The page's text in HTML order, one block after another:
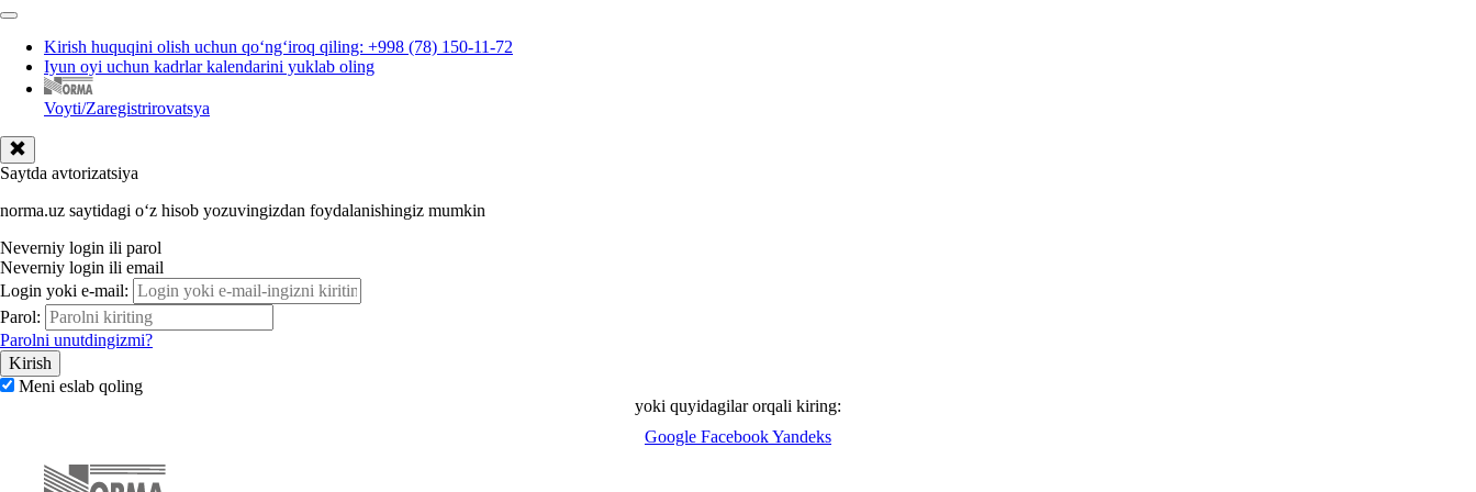
Kirish huquqini olish uchun qoʻngʻiroq qiling: +998 (78) 150-11-72
Iyun oyi uchun kadrlar kalendarini yuklab oling
Voyti/Zaregistrirovatsya
Saytda avtorizatsiya
norma.uz saytidagi oʻz hisob yozuvingizdan foydalanishingiz mumkin
Neverniy login ili parol
Neverniy login ili email
Login yoki e-mail:
Parol:
Parolni unutdingizmi?
Meni eslab qoling
yoki quyidagilar orqali kiring:
Google FacebookYandeks